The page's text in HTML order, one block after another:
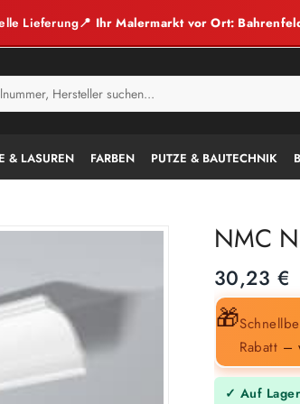
Lieferung📍 Ihr Malermarkt vor Ort:
& LASUREN FARBEN PUTZE & BAUTECHNIK
NMC
30,23 €
🎁
Rabatt –
✓ Auf Lager